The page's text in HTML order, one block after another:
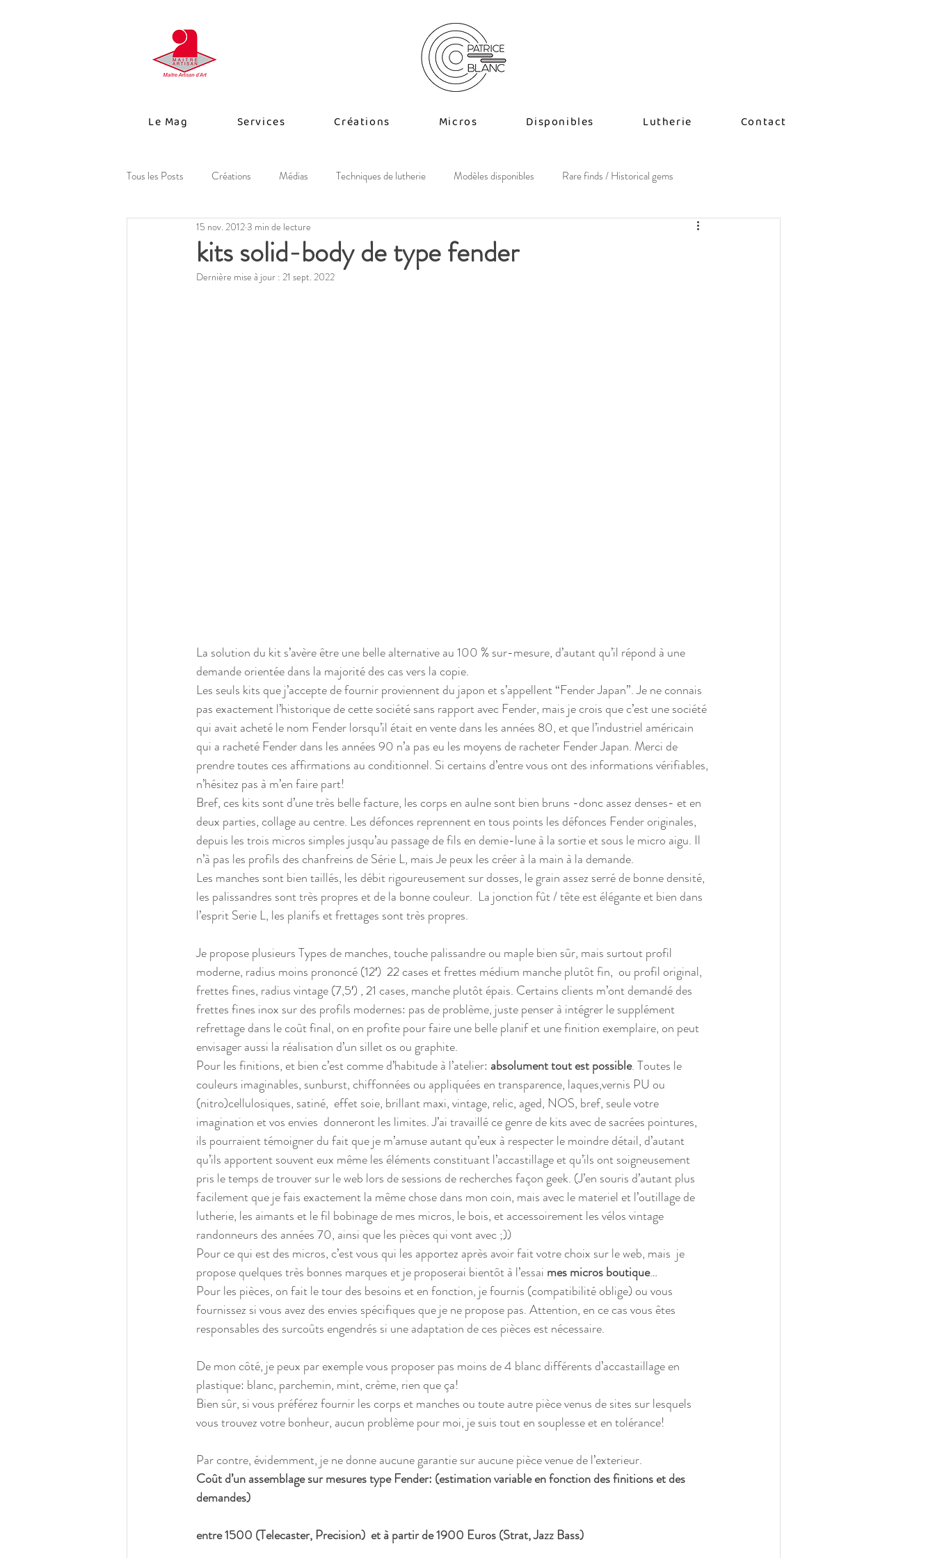
Le Mag Services Créations Micros Disponibles Lutherie Contact
Tous les Posts Créations Médias Techniques de lutherie Modèles disponibles Rare finds / Historical gems
kits solid-body de type fender
15 nov. 20123 min de lecture
Dernière mise à jour : 21 sept. 2022
La solution du kit s’avère être une belle alternative au 100 % sur-mesure, d’autant qu’il répond à une
demande orientée dans la majorité des cas vers la copie.
Les seuls kits que j’accepte de fournir proviennent du japon et s’appellent “Fender Japan”. Je ne connais
pas exactement l’historique de cette société sans rapport avec Fender, mais je crois que c’est une société
qui avait acheté le nom Fender lorsqu’il était en vente dans les années 80, et que l’industriel américain
qui a racheté Fender dans les années 90 n’a pas eu les moyens de racheter Fender Japan. Merci de
prendre toutes ces affirmations au conditionnel. Si certains d’entre vous ont des informations vérifiables,
n’hésitez pas à m’en faire part!
Bref, ces kits sont d’une très belle facture, les corps en aulne sont bien bruns -donc assez denses- et en
deux parties, collage au centre. Les défonces reprennent en tous points les défonces Fender originales,
depuis les trois micros simples jusqu’au passage de fils en demie-lune à la sortie et sous le micro aigu. Il
n’à pas les profils des chanfreins de Série L, mais Je peux les créer à la main à la demande.
Les manches sont bien taillés, les débit rigoureusement sur dosses, le grain assez serré de bonne densité,
les palissandres sont très propres et de la bonne couleur.  La jonction fût / tête est élégante et bien dans
l’esprit Serie L, les planifs et frettages sont très propres.
Je propose plusieurs Types de manches, touche palissandre ou maple bien sûr, mais surtout profil
moderne, radius moins prononcé (12′)  22 cases et frettes médium manche plutôt fin,  ou profil original,
frettes fines, radius vintage (7,5′) , 21 cases, manche plutôt épais. Certains clients m’ont demandé des
frettes fines inox sur des profils modernes: pas de problème, juste penser à intégrer le supplément
refrettage dans le coût final, on en profite pour faire une belle planif et une finition exemplaire, on peut
envisager aussi la réalisation d’un sillet os ou graphite.
Pour les finitions, et bien c’est comme d’habitude à l’atelier: absolument tout est possible. Toutes le
couleurs imaginables, sunburst, chiffonnées ou appliquées en transparence, laques,vernis PU ou
(nitro)cellulosiques, satiné,  effet soie, brillant maxi, vintage, relic, aged, NOS, bref, seule votre
imagination et vos envies  donneront les limites. J’ai travaillé ce genre de kits avec de sacrées pointures,
ils pourraient témoigner du fait que je m’amuse autant qu’eux à respecter le moindre détail, d’autant
qu’ils apportent souvent eux même les éléments constituant l’accastillage et qu’ils ont soigneusement
pris le temps de trouver sur le web lors de sessions de recherches façon geek. (J’en souris d’autant plus
facilement que je fais exactement la même chose dans mon coin, mais avec le materiel et l’outillage de
lutherie, les aimants et le fil bobinage de mes micros, le bois, et accessoirement les vélos vintage
randonneurs des années 70, ainsi que les pièces qui vont avec ;))
Pour ce qui est des micros, c’est vous qui les apportez après avoir fait votre choix sur le web, mais  je
propose quelques très bonnes marques et je proposerai bientôt à l’essai mes micros boutique…
Pour les pièces, on fait le tour des besoins et en fonction, je fournis (compatibilité oblige) ou vous
fournissez si vous avez des envies spécifiques que je ne propose pas. Attention, en ce cas vous êtes
responsables des surcoûts engendrés si une adaptation de ces pièces est nécessaire.
De mon côté, je peux par exemple vous proposer pas moins de 4 blanc différents d’accastaillage en
plastique: blanc, parchemin, mint, crème, rien que ça!
Bien sûr, si vous préférez fournir les corps et manches ou toute autre pièce venus de sites sur lesquels
vous trouvez votre bonheur, aucun problème pour moi, je suis tout en souplesse et en tolérance!
Par contre, évidemment, je ne donne aucune garantie sur aucune pièce venue de l’exterieur.
Coût d’un assemblage sur mesures type Fender: (estimation variable en fonction des finitions et des
demandes)
entre 1500 (Telecaster, Precision)  et à partir de 1900 Euros (Strat, Jazz Bass)